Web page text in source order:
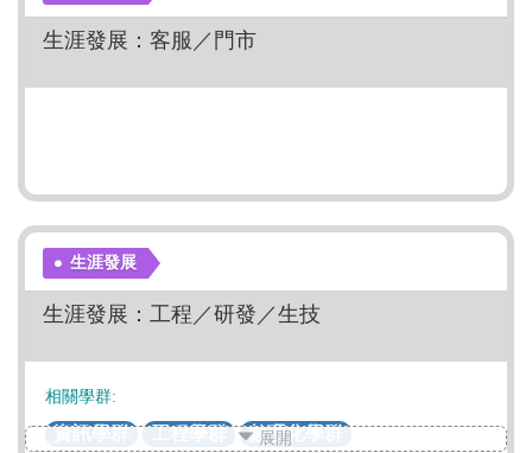
生涯發展：客服／門市
生涯發展
生涯發展：工程／研發／生技
相關學群:
資訊學群 工程學群
數理化學群
展開